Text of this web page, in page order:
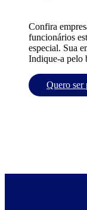
Confira
funcionários
especial. Sua
Indique-a pelo
Quero ser